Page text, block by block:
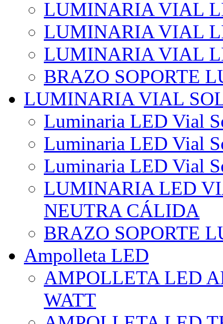
LUMINARIA VIAL
LUMINARIA VIAL
LUMINARIA VIAL
BRAZO SOPORTE
LUMINARIA VIAL
Luminaria LED Vial
Luminaria LED Vial
Luminaria LED Vial
LUMINARIA LED
NEUTRA CÁLIDA
BRAZO SOPORTE
Ampolleta LED
AMPOLLETA LED
WATT